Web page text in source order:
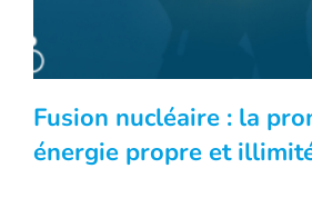
Fusion nucléaire : la
énergie propre et